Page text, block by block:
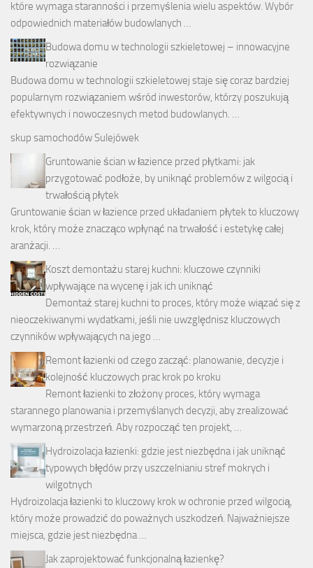
które wymaga staranności i przemyślenia wielu aspektów. Wybór
odpowiednich materiałów budowlanych …
Budowa domu w technologii szkieletowej – innowacyjne
rozwiązanie
Budowa domu w technologii szkieletowej staje się coraz bardziej
popularnym rozwiązaniem wśród inwestorów, którzy poszukują
efektywnych i nowoczesnych metod budowlanych. …
skup samochodów Sulejówek
Gruntowanie ścian w łazience przed płytkami: jak
przygotować podłoże, by uniknąć problemów z wilgocią i
trwałością płytek
Gruntowanie ścian w łazience przed układaniem płytek to kluczowy
krok, który może znacząco wpłynąć na trwałość i estetykę całej
aranżacji. …
Koszt demontażu starej kuchni: kluczowe czynniki
wpływające na wycenę i jak ich uniknąć
Demontaż starej kuchni to proces, który może wiązać się z
nieoczekiwanymi wydatkami, jeśli nie uwzględnisz kluczowych
czynników wpływających na jego …
Remont łazienki od czego zacząć: planowanie, decyzje i
kolejność kluczowych prac krok po kroku
Remont łazienki to złożony proces, który wymaga
starannego planowania i przemyślanych decyzji, aby zrealizować
wymarzoną przestrzeń. Aby rozpocząć ten projekt, …
Hydroizolacja łazienki: gdzie jest niezbędna i jak uniknąć
typowych błędów przy uszczelnianiu stref mokrych i
wilgotnych
Hydroizolacja łazienki to kluczowy krok w ochronie przed wilgocią,
który może prowadzić do poważnych uszkodzeń. Najważniejsze
miejsca, gdzie jest niezbędna …
Jak zaprojektować funkcjonalną łazienkę?